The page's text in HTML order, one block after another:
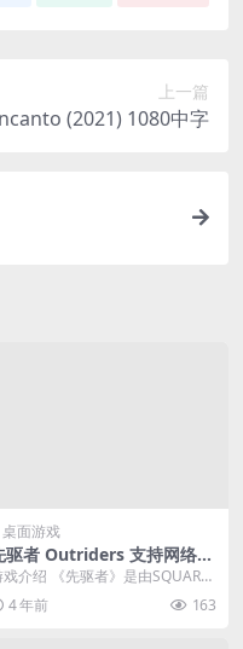
上一篇
(2021) 1080中字
桌面游戏
驱者 Outriders 支持网络联
简体中文版
介绍 《先驱者》是由SQUARE
制作发行的太空科幻游戏。游
景设...
4 年前 163